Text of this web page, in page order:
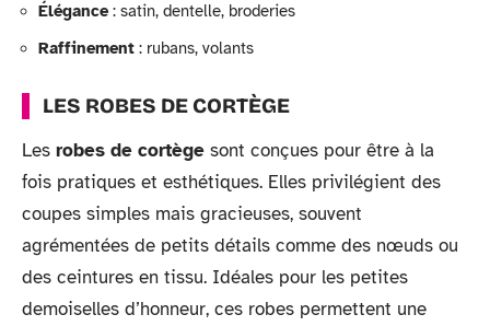
Élégance: satin, dentelle, broderies
Raffinement : rubans, volants
LES ROBES DE CORTÈGE
Les robes de cortège sont conçues pour être à la
fois pratiques et esthétiques. Elles privilégient des
coupes simples mais gracieuses, souvent
agrémentées de petits détails comme des nœuds ou
des ceintures en tissu. Idéales pour les petites
demoiselles d’honneur, ces robes permettent une